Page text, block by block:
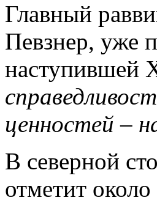
Главный
Певзнер, уже
наступившей
ценностей –
В северной
отметит